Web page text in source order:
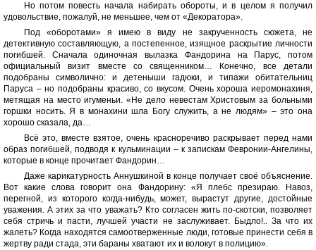
Но потом повесть начала набирать обороты, и в целом я получил
удовольствие, пожалуй, не меньшее, чем от «Декоратора».
Под «оборотами» я имею в виду не закрученность сюжета, не
детективную составляющую, а постепенное, изящное раскрытие личности
погибшей. Сначала одиночная вылазка Фандорина на Парус, потом
официальный визит вместе со священником… Конечно, все детали
подобраны символично: и детеныши гадюки, и типажи обитательниц
Паруса – но подобраны красиво, со вкусом. Очень хороша иеромонахиня,
метящая на место игуменьи. «Не дело невестам Христовым за больными
горшки носить. Я в монахини шла Богу служить, а не людям» – это она
хорошо сказала, да…
Всё это, вместе взятое, очень красноречиво раскрывает перед нами
образ погибшей, подводя к кульминации – к запискам Февронии-Ангелины,
которые в конце прочитает Фандорин…
Даже карикатурность Аннушкиной в конце получает своё объяснение.
Вот какие слова говорит она Фандорину: «Я плебс презираю. Навоз,
перегной, из которого когда-нибудь, может, вырастут другие, достойные
уважения. А этих за что уважать? Кто согласен жить по-скотски, позволяет
себя стричь и пасти, лучшей участи не заслуживает. Быдло!.. За что их
жалеть? Когда находятся самоотверженные люди, готовые принести себя в
жертву ради стада, эти бараны хватают их и волокут в полицию».